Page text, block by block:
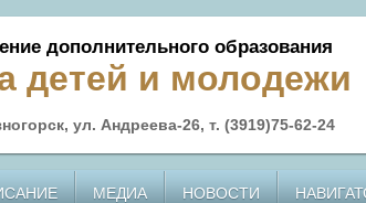
дополнительного образования
детей и молодежи
ул. Андреева-26, т. (3919)75-62-24
МЕДИА НОВОСТИ